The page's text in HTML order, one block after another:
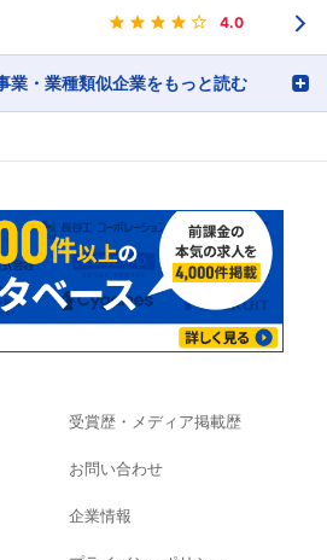
4.0
業・業種類似企業をもっと読む
受賞歴・メディア掲載歴
お問い合わせ
企業情報